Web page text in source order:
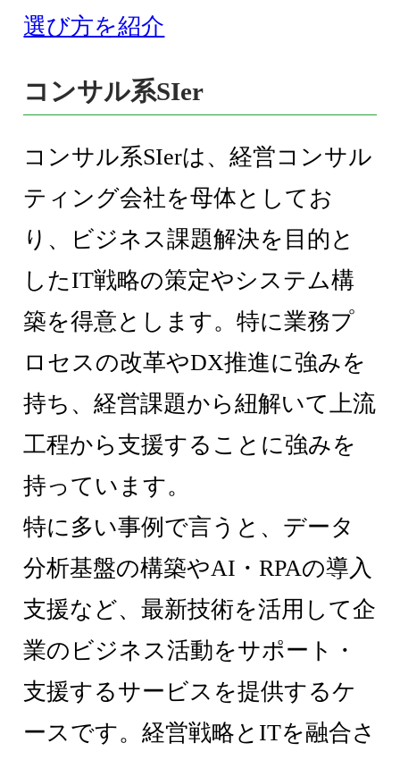
選び方を紹介
コンサル系SIer
コンサル系SIerは、経営コンサル
ティング会社を母体としてお
り、ビジネス課題解決を目的と
したIT戦略の策定やシステム構
築を得意とします。特に業務プ
ロセスの改革やDX推進に強みを
持ち、経営課題から紐解いて上流
工程から支援することに強みを
持っています。
特に多い事例で言うと、データ
分析基盤の構築やAI・RPAの導入
支援など、最新技術を活用して企
業のビジネス活動をサポート・
支援するサービスを提供するケ
ースです。経営戦略とITを融合さ